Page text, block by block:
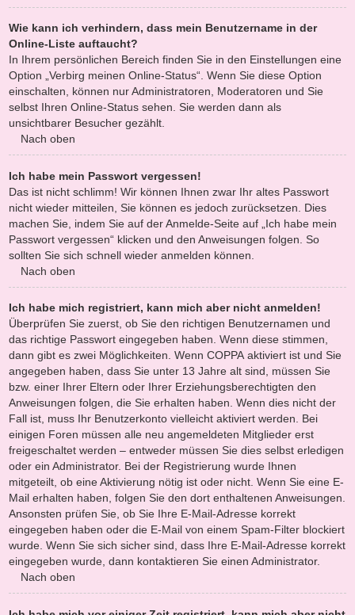
Wie kann ich verhindern, dass mein Benutzername in der
Online-Liste auftaucht?
In Ihrem persönlichen Bereich finden Sie in den Einstellungen eine
Option „Verbirg meinen Online-Status“. Wenn Sie diese Option
einschalten, können nur Administratoren, Moderatoren und Sie
selbst Ihren Online-Status sehen. Sie werden dann als
unsichtbarer Besucher gezählt.
Nach oben
Ich habe mein Passwort vergessen!
Das ist nicht schlimm! Wir können Ihnen zwar Ihr altes Passwort
nicht wieder mitteilen, Sie können es jedoch zurücksetzen. Dies
machen Sie, indem Sie auf der Anmelde-Seite auf „Ich habe mein
Passwort vergessen“ klicken und den Anweisungen folgen. So
sollten Sie sich schnell wieder anmelden können.
Nach oben
Ich habe mich registriert, kann mich aber nicht anmelden!
Überprüfen Sie zuerst, ob Sie den richtigen Benutzernamen und
das richtige Passwort eingegeben haben. Wenn diese stimmen,
dann gibt es zwei Möglichkeiten. Wenn COPPAaktiviert ist und Sie
angegeben haben, dass Sie unter 13 Jahre alt sind, müssen Sie
bzw. einer Ihrer Eltern oder Ihrer Erziehungsberechtigten den
Anweisungen folgen, die Sie erhalten haben. Wenn dies nicht der
Fall ist, muss Ihr Benutzerkonto vielleicht aktiviert werden. Bei
einigen Foren müssen alle neu angemeldeten Mitglieder erst
freigeschaltet werden – entweder müssen Sie dies selbst erledigen
oder ein Administrator. Bei der Registrierung wurde Ihnen
mitgeteilt, ob eine Aktivierung nötig ist oder nicht. Wenn Sie eine E-
Mail erhalten haben, folgen Sie den dort enthaltenen Anweisungen.
Ansonsten prüfen Sie, ob Sie Ihre E-Mail-Adresse korrekt
eingegeben haben oder die E-Mail von einem Spam-Filter blockiert
wurde. Wenn Sie sich sicher sind, dass Ihre E-Mail-Adresse korrekt
eingegeben wurde, dann kontaktieren Sie einen Administrator.
Nach oben